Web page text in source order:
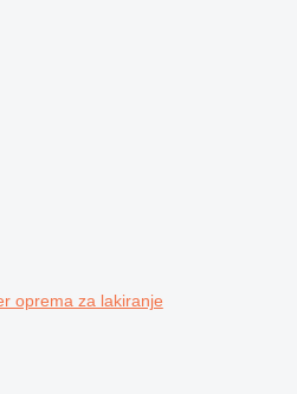
oprema za lakiranje